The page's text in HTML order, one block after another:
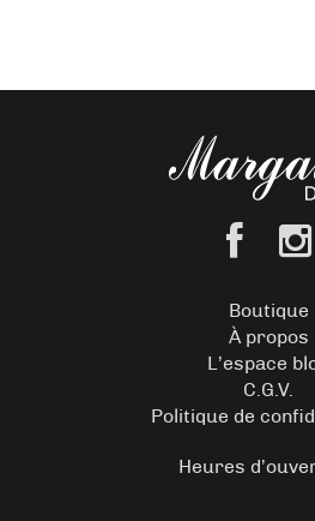
Boutique
À propos
L’espace
C.G.V.
Politique de
Heures